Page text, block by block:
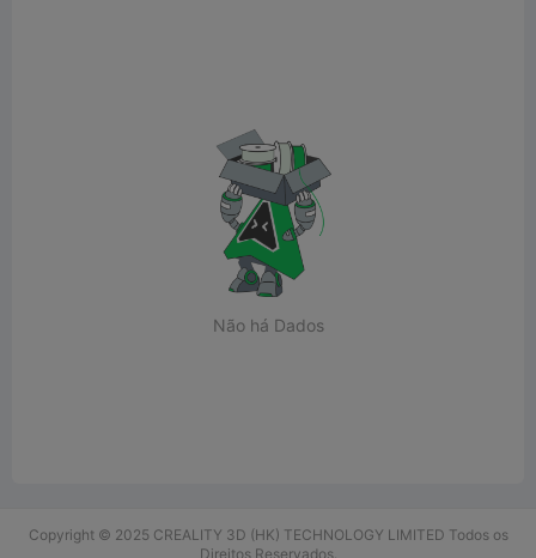
Não há Dados
Copyright © 2025 CREALITY 3D (HK) TECHNOLOGY LIMITED Todos os
Direitos Reservados.